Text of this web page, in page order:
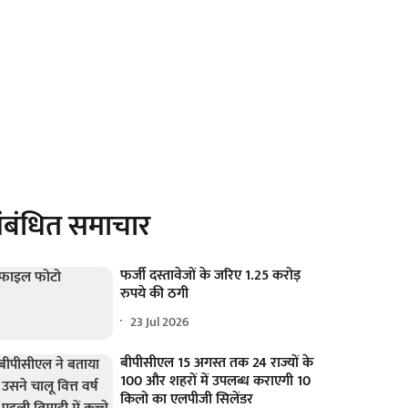
समाचार
फर्जी दस्तावेजों के जरिए 1.25 करोड़
रुपये की ठगी
23 Jul 2026
बीपीसीएल 15 अगस्त तक 24 राज्यों के
100 और शहरों में उपलब्ध कराएगी 10
किलो का एलपीजी सिलेंडर